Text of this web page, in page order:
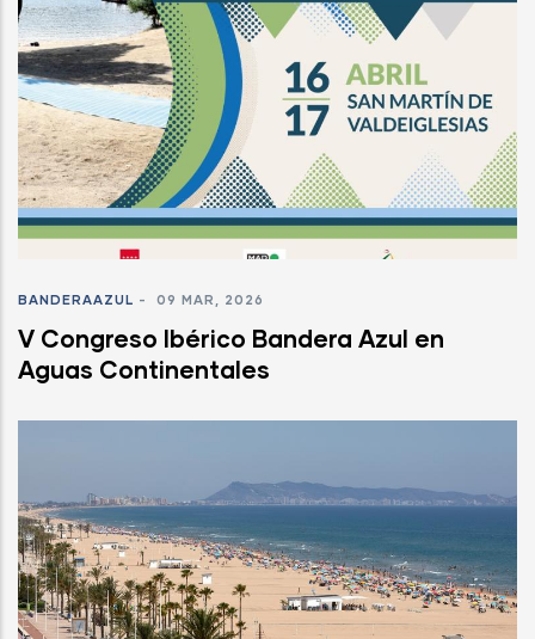
BANDERAAZUL - 09 MAR, 2026
V Congreso Ibérico Bandera Azul en
Aguas Continentales